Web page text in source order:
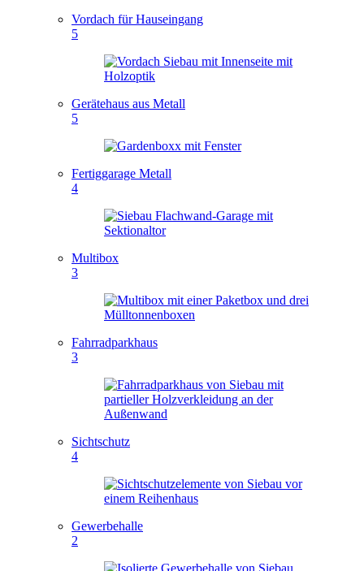
Vordach für Hauseingang
5
Gerätehaus aus Metall
5
Fertiggarage Metall
4
Multibox
3
Fahrradparkhaus
3
Sichtschutz
4
Gewerbehalle
2